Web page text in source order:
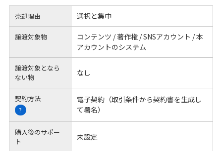
売却理由 選択と集中
譲渡対象物
コンテンツ / 著作権 / SNSアカウント / 本
アカウントのシステム
譲渡対象となら
ない物
なし
契約方法
?
電子契約（取引条件から契約書を生成し
て署名）
購入後のサポー
ト
未設定